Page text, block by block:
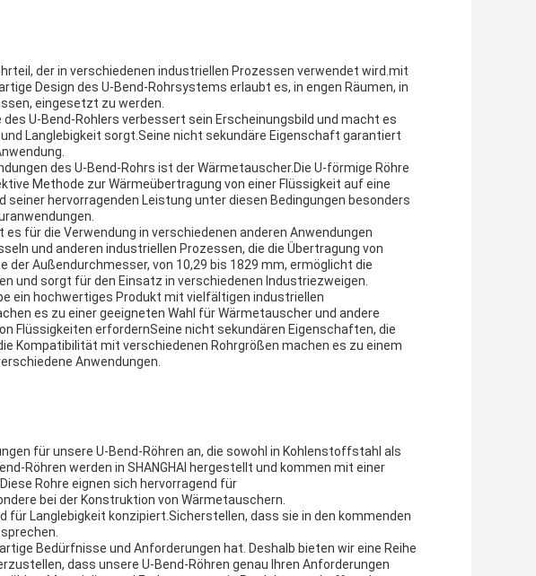
der in verschiedenen industriellen Prozessen verwendet wird.mit
Design des U-Bend-Rohrsystems erlaubt es, in engen Räumen, in
eingesetzt zu werden.
U-Bend-Rohlers verbessert sein Erscheinungsbild und macht es
Langlebigkeit sorgt.Seine nicht sekundäre Eigenschaft garantiert
des U-Bend-Rohrs ist der Wärmetauscher.Die U-förmige Röhre
Methode zur Wärmeübertragung von einer Flüssigkeit auf eine
seiner hervorragenden Leistung unter diesen Bedingungen besonders
für die Verwendung in verschiedenen anderen Anwendungen
und anderen industriellen Prozessen, die die Übertragung von
der Außendurchmesser, von 10,29 bis 1829 mm, ermöglicht die
und sorgt für den Einsatz in verschiedenen Industriezweigen.
ein hochwertiges Produkt mit vielfältigen industriellen
es zu einer geeigneten Wahl für Wärmetauscher und andere
Flüssigkeiten erfordernSeine nicht sekundären Eigenschaften, die
Kompatibilität mit verschiedenen Rohrgrößen machen es zu einem
Anwendungen.
für unsere U-Bend-Röhren an, die sowohl in Kohlenstoffstahl als
Röhren werden in SHANGHAI hergestellt und kommen mit einer
Rohre eignen sich hervorragend für
bei der Konstruktion von Wärmetauschern.
für Langlebigkeit konzipiert.Sicherstellen, dass sie in den kommenden
Bedürfnisse und Anforderungen hat. Deshalb bieten wir eine Reihe
dass unsere U-Bend-Röhren genau Ihren Anforderungen